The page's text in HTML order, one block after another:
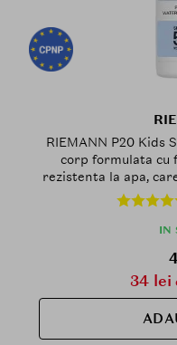
RIEMANN P20 Kids
corp formulata cu
rezistenta la apa,
ridicata SPF50 si la
expunerii
IN
34 lei